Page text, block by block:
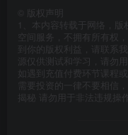
版权声明
1、本内容转载于网络，
空间服务，不拥有所有权
到你的版权利益，请联系
源仅供测试和学习，请勿
如遇到充值付费环节课程
需要投资的一律不要相信
揭秘 请勿用于非法违规操